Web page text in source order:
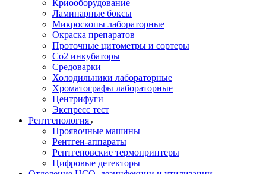
Криооборудование
Ламинарные боксы
Микроскопы лабораторные
Окраска препаратов
Проточные цитометры и сортеры
Со2 инкубаторы
Средоварки
Холодильники лабораторные
Хроматографы лабораторные
Центрифуги
Экспресс тест
Рентгенология
Проявочные машины
Рентген-аппараты
Рентгеновские термопринтеры
Цифровые детекторы